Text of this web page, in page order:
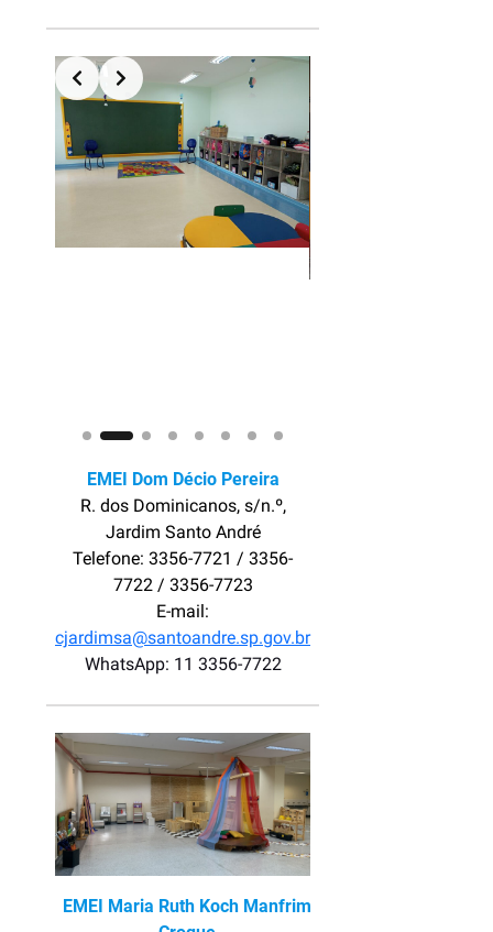
Slide 2 of 8
EMEI Dom Décio Pereira
R. dos Dominicanos, s/n.º,
Jardim Santo André
Telefone: 3356-7721 / 3356-
7722 / 3356-7723
E-mail:
cjardimsa@santoandre.sp.gov.br
WhatsApp: 11 3356-7722
EMEI Maria Ruth Koch Manfrim